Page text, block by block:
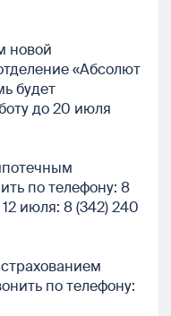
новой
«Абсолют
будет
до 20 июля
по телефону: 8
июля: 8 (342) 240
по телефону: